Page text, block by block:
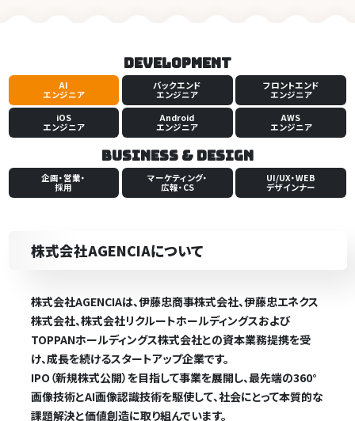
Development
AI
エンジニア
バックエンド
エンジニア
フロントエンド
エンジニア
iOS
エンジニア
Android
エンジニア
AWS
エンジニア
Business & Design
企画・営業・
採用
マーケティング・
広報・CS
UI/UX・WEB
デザインナー
株式会社AGENCIAについて
株式会社AGENCIAは、伊藤忠商事株式会社、伊藤忠エネクス
株式会社、株式会社リクルートホールディングスおよび
TOPPANホールディングス株式会社との資本業務提携を受
け、成長を続けるスタートアップ企業です。
IPO（新規株式公開）を目指して事業を展開し、最先端の360°
画像技術とAI画像認識技術を駆使して、社会にとって本質的な
課題解決と価値創造に取り組んでいます。